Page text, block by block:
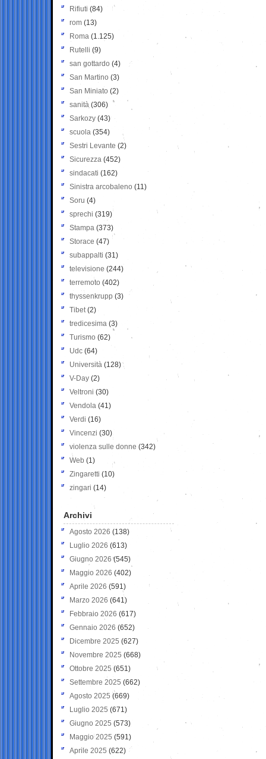
Rifiuti (84)
rom (13)
Roma (1.125)
Rutelli (9)
san gottardo (4)
San Martino (3)
San Miniato (2)
sanità (306)
Sarkozy (43)
scuola (354)
Sestri Levante (2)
Sicurezza (452)
sindacati (162)
Sinistra arcobaleno (11)
Soru (4)
sprechi (319)
Stampa (373)
Storace (47)
subappalti (31)
televisione(244)
terremoto (402)
thyssenkrupp (3)
Tibet(2)
tredicesima (3)
Turismo (62)
Udc (64)
Università (128)
V-Day (2)
Veltroni (30)
Vendola (41)
Verdi (16)
Vincenzi (30)
violenza sulle donne (342)
Web (1)
Zingaretti (10)
zingari (14)
Archivi
Agosto 2026 (138)
Luglio 2026 (613)
Giugno 2026 (545)
Maggio 2026 (402)
Aprile 2026 (591)
Marzo 2026 (641)
Febbraio 2026 (617)
Gennaio 2026 (652)
Dicembre 2025 (627)
Novembre 2025 (668)
Ottobre 2025 (651)
Settembre 2025 (662)
Agosto 2025 (669)
Luglio 2025 (671)
Giugno 2025 (573)
Maggio 2025 (591)
Aprile 2025 (622)